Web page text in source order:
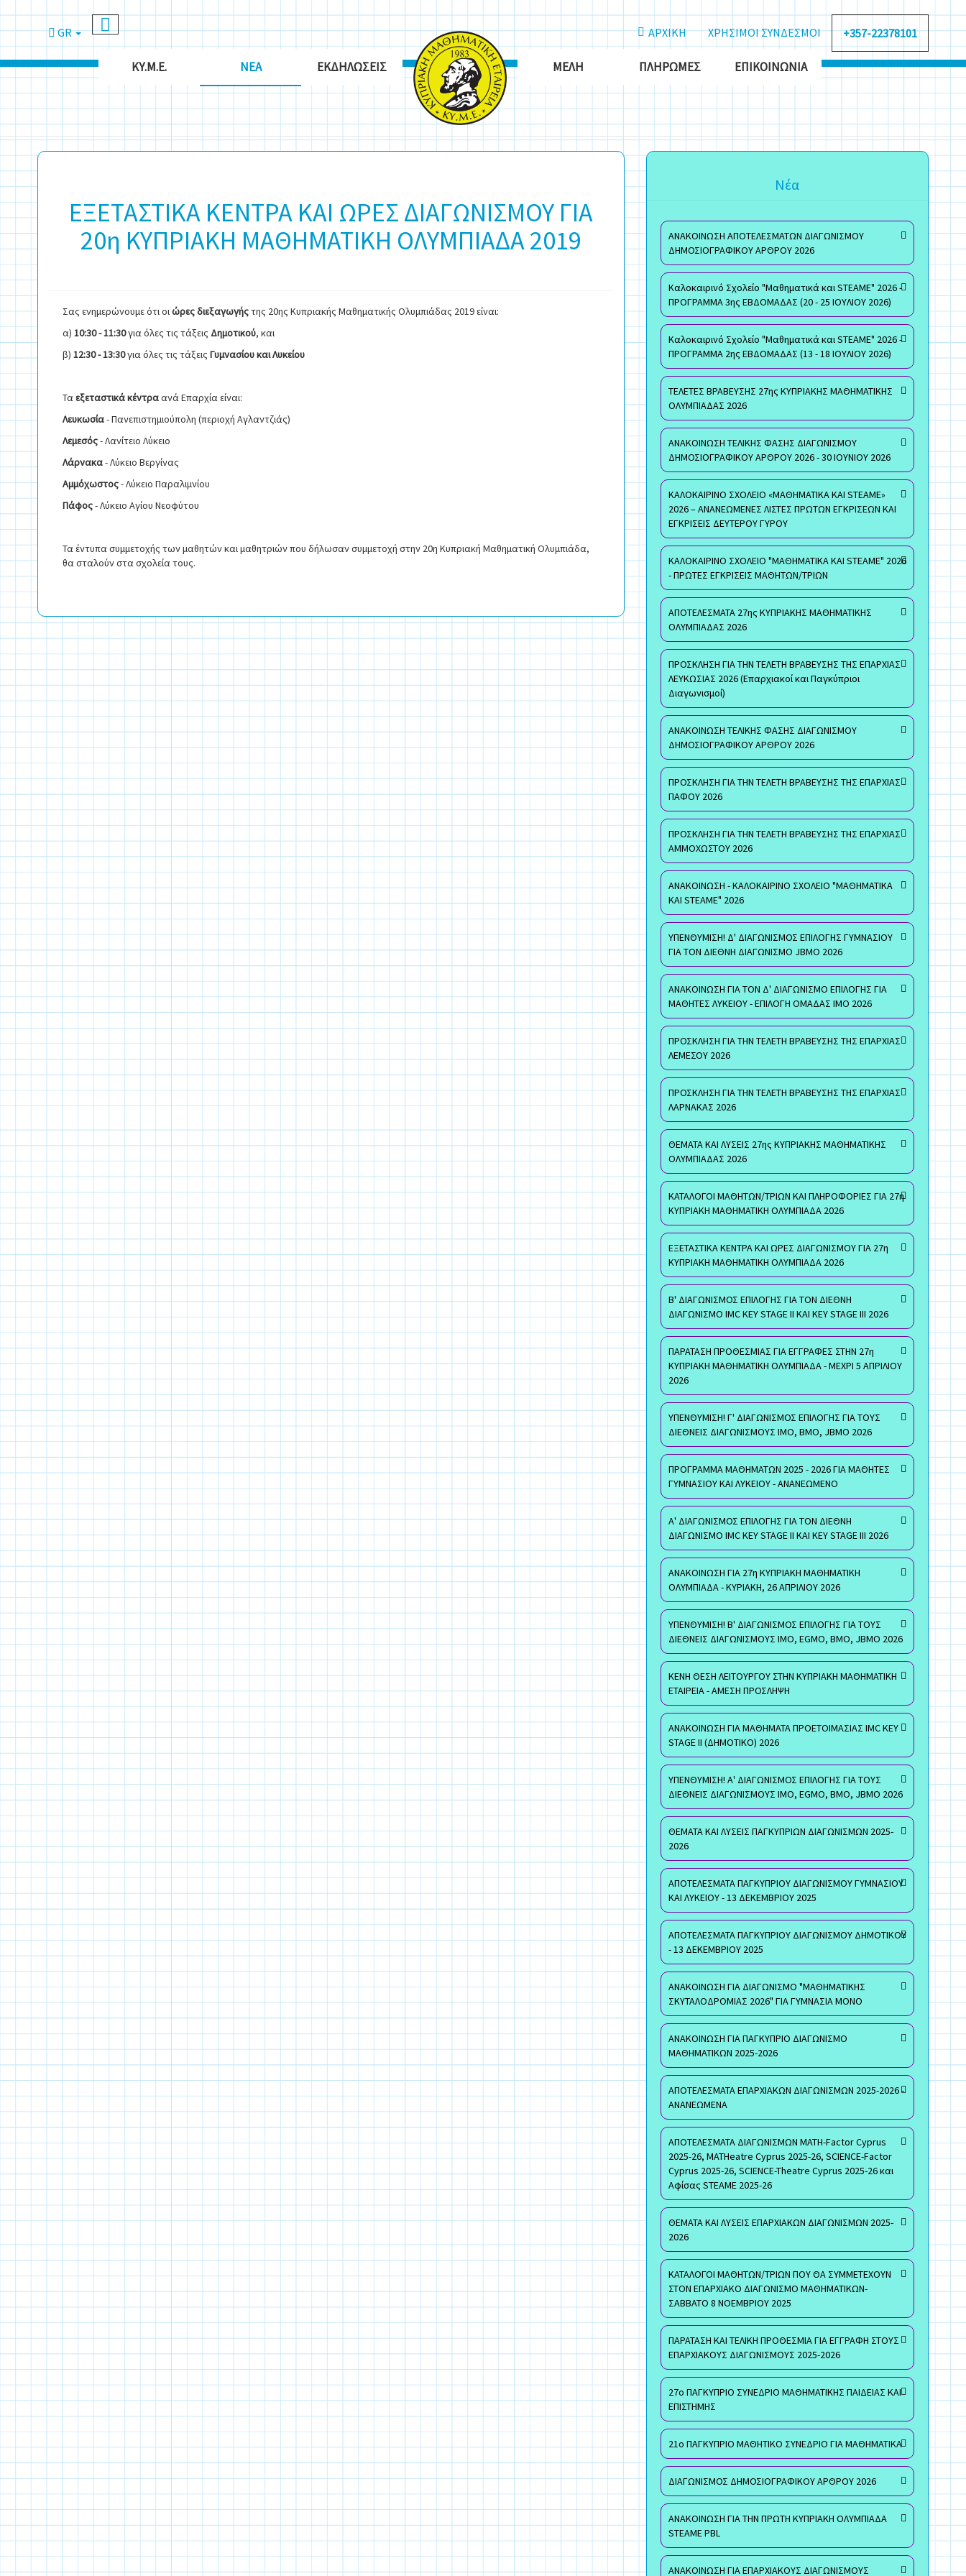
ΑΡΧΙΚΗ ΧΡΗΣΙΜΟΙ ΣΥΝΔΕΣΜΟΙ +357-22378101
GR
ΚΥ.Μ.Ε. ΝΈΑ ΕΚΔΗΛΏΣΕΙΣ ΜΈΛΗ ΠΛΗΡΩΜΈΣ ΕΠΙΚΟΙΝΩΝΊΑ
ΕΞΕΤΑΣΤΙΚΑ ΚΕΝΤΡΑ ΚΑΙ ΩΡΕΣ ΔΙΑΓΩΝΙΣΜΟΥ ΓΙΑ
20η ΚΥΠΡΙΑΚΗ ΜΑΘΗΜΑΤΙΚΗ ΟΛΥΜΠΙΑΔΑ 2019
Σας ενημερώνουμε ότι οι ώρες διεξαγωγήςτης 20ης Κυπριακής Μαθηματικής Ολυμπιάδας 2019 είναι:
α) 10:30 - 11:30για όλες τις τάξεις Δημοτικού, και
β) 12:30 - 13:30για όλες τις τάξεις Γυμνασίου και Λυκείου
Τα εξεταστικά κέντραανά Επαρχία είναι:
Λευκωσία- Πανεπιστημιούπολη (περιοχή Αγλαντζιάς)
Λεμεσός- Λανίτειο Λύκειο
Λάρνακα- Λύκειο Βεργίνας
Αμμόχωστος- Λύκειο Παραλιμνίου
Πάφος- Λύκειο Αγίου Νεοφύτου
Τα έντυπα συμμετοχής των μαθητών και μαθητριών που δήλωσαν συμμετοχή στην 20η Κυπριακή Μαθηματική Ολυμπιάδα,
θα σταλούν στα σχολεία τους.
Νέα
ΑΝΑΚΟΙΝΩΣΗ ΑΠΟΤΕΛΕΣΜΑΤΩΝ ΔΙΑΓΩΝΙΣΜΟΥ
ΔΗΜΟΣΙΟΓΡΑΦΙΚΟΥ ΑΡΘΡΟΥ 2026
Καλοκαιρινό Σχολείο "Μαθηματικά και STEAME" 2026 -
ΠΡΟΓΡΑΜΜΑ 3ης ΕΒΔΟΜΑΔΑΣ (20 - 25 ΙΟΥΛΙΟΥ 2026)
Καλοκαιρινό Σχολείο "Μαθηματικά και STEAME" 2026 -
ΠΡΟΓΡΑΜΜΑ 2ης ΕΒΔΟΜΑΔΑΣ (13 - 18 ΙΟΥΛΙΟΥ 2026)
ΤΕΛΕΤΕΣ ΒΡΑΒΕΥΣΗΣ 27ης ΚΥΠΡΙΑΚΗΣ ΜΑΘΗΜΑΤΙΚΗΣ
ΟΛΥΜΠΙΑΔΑΣ 2026
ΑΝΑΚΟΙΝΩΣΗ ΤΕΛΙΚΗΣ ΦΑΣΗΣ ΔΙΑΓΩΝΙΣΜΟΥ
ΔΗΜΟΣΙΟΓΡΑΦΙΚΟΥ ΑΡΘΡΟΥ 2026 - 30 ΙΟΥΝΙΟΥ 2026
ΚΑΛΟΚΑΙΡΙΝΟ ΣΧΟΛΕΙΟ «ΜΑΘΗΜΑΤΙΚΑ ΚΑΙ STEAME»
2026 – ΑΝΑΝΕΩΜΕΝΕΣ ΛΙΣΤΕΣ ΠΡΩΤΩΝ ΕΓΚΡΙΣΕΩΝ ΚΑΙ
ΕΓΚΡΙΣΕΙΣ ΔΕΥΤΕΡΟΥ ΓΥΡΟΥ
ΚΑΛΟΚΑΙΡΙΝΟ ΣΧΟΛΕΙΟ "ΜΑΘΗΜΑΤΙΚΑ ΚΑΙ STEAME" 2026
- ΠΡΩΤΕΣ ΕΓΚΡΙΣΕΙΣ ΜΑΘΗΤΩΝ/ΤΡΙΩΝ
ΑΠΟΤΕΛΕΣΜΑΤΑ 27ης ΚΥΠΡΙΑΚΗΣ ΜΑΘΗΜΑΤΙΚΗΣ
ΟΛΥΜΠΙΑΔΑΣ 2026
ΠΡΟΣΚΛΗΣΗ ΓΙΑ ΤΗΝ ΤΕΛΕΤΗ ΒΡΑΒΕΥΣΗΣ ΤΗΣ ΕΠΑΡΧΙΑΣ
ΛΕΥΚΩΣΙΑΣ 2026 (Επαρχιακοί και Παγκύπριοι
Διαγωνισμοί)
ΑΝΑΚΟΙΝΩΣΗ ΤΕΛΙΚΗΣ ΦΑΣΗΣ ΔΙΑΓΩΝΙΣΜΟΥ
ΔΗΜΟΣΙΟΓΡΑΦΙΚΟΥ ΑΡΘΡΟΥ 2026
ΠΡΟΣΚΛΗΣΗ ΓΙΑ ΤΗΝ ΤΕΛΕΤΗ ΒΡΑΒΕΥΣΗΣ ΤΗΣ ΕΠΑΡΧΙΑΣ
ΠΑΦΟΥ 2026
ΠΡΟΣΚΛΗΣΗ ΓΙΑ ΤΗΝ ΤΕΛΕΤΗ ΒΡΑΒΕΥΣΗΣ ΤΗΣ ΕΠΑΡΧΙΑΣ
ΑΜΜΟΧΩΣΤΟΥ 2026
ΑΝΑΚΟΙΝΩΣΗ - ΚΑΛΟΚΑΙΡΙΝΟ ΣΧΟΛΕΙΟ "ΜΑΘΗΜΑΤΙΚΑ
ΚΑΙ STEAME" 2026
ΥΠΕΝΘΥΜΙΣΗ! Δ' ΔΙΑΓΩΝΙΣΜΟΣ ΕΠΙΛΟΓΗΣ ΓΥΜΝΑΣΙΟΥ
ΓΙΑ ΤΟΝ ΔΙΕΘΝΗ ΔΙΑΓΩΝΙΣΜΟ JBMO 2026
ΑΝΑΚΟΙΝΩΣΗ ΓΙΑ ΤΟΝ Δ' ΔΙΑΓΩΝΙΣΜΟ ΕΠΙΛΟΓΗΣ ΓΙΑ
ΜΑΘΗΤΕΣ ΛΥΚΕΙΟΥ - ΕΠΙΛΟΓΗ ΟΜΑΔΑΣ ΙΜΟ 2026
ΠΡΟΣΚΛΗΣΗ ΓΙΑ ΤΗΝ ΤΕΛΕΤΗ ΒΡΑΒΕΥΣΗΣ ΤΗΣ ΕΠΑΡΧΙΑΣ
ΛΕΜΕΣΟΥ 2026
ΠΡΟΣΚΛΗΣΗ ΓΙΑ ΤΗΝ ΤΕΛΕΤΗ ΒΡΑΒΕΥΣΗΣ ΤΗΣ ΕΠΑΡΧΙΑΣ
ΛΑΡΝΑΚΑΣ 2026
ΘΕΜΑΤΑ ΚΑΙ ΛΥΣΕΙΣ 27ης ΚΥΠΡΙΑΚΗΣ ΜΑΘΗΜΑΤΙΚΗΣ
ΟΛΥΜΠΙΑΔΑΣ 2026
ΚΑΤΑΛΟΓΟΙ ΜΑΘΗΤΩΝ/ΤΡΙΩΝ ΚΑΙ ΠΛΗΡΟΦΟΡΙΕΣ ΓΙΑ 27η
ΚΥΠΡΙΑΚΗ ΜΑΘΗΜΑΤΙΚΗ ΟΛΥΜΠΙΑΔΑ 2026
ΕΞΕΤΑΣΤΙΚΑ ΚΕΝΤΡΑ ΚΑΙ ΩΡΕΣ ΔΙΑΓΩΝΙΣΜΟΥ ΓΙΑ 27η
ΚΥΠΡΙΑΚΗ ΜΑΘΗΜΑΤΙΚΗ ΟΛΥΜΠΙΑΔΑ 2026
Β' ΔΙΑΓΩΝΙΣΜΟΣ ΕΠΙΛΟΓΗΣ ΓΙΑ ΤΟΝ ΔΙΕΘΝΗ
ΔΙΑΓΩΝΙΣΜΟ IMC KEY STAGE II ΚΑΙ KEY STAGE III 2026
ΠΑΡΑΤΑΣΗ ΠΡΟΘΕΣΜΙΑΣ ΓΙΑ ΕΓΓΡΑΦΕΣ ΣΤΗΝ 27η
ΚΥΠΡΙΑΚΗ ΜΑΘΗΜΑΤΙΚΗ ΟΛΥΜΠΙΑΔΑ - ΜΕΧΡΙ 5 ΑΠΡΙΛΙΟΥ
2026
ΥΠΕΝΘΥΜΙΣΗ! Γ' ΔΙΑΓΩΝΙΣΜΟΣ ΕΠΙΛΟΓΗΣ ΓΙΑ ΤΟΥΣ
ΔΙΕΘΝΕΙΣ ΔΙΑΓΩΝΙΣΜΟΥΣ ΙΜΟ, ΒΜΟ, JBMO 2026
ΠΡΟΓΡΑΜΜΑ ΜΑΘΗΜΑΤΩΝ 2025 - 2026 ΓΙΑ ΜΑΘΗΤΕΣ
ΓΥΜΝΑΣΙΟΥ ΚΑΙ ΛΥΚΕΙΟΥ - ΑΝΑΝΕΩΜΕΝΟ
Α' ΔΙΑΓΩΝΙΣΜΟΣ ΕΠΙΛΟΓΗΣ ΓΙΑ ΤΟΝ ΔΙΕΘΝΗ
ΔΙΑΓΩΝΙΣΜΟ IMC KEY STAGE II ΚΑΙ KEY STAGE III 2026
ΑΝΑΚΟΙΝΩΣΗ ΓΙΑ 27η ΚΥΠΡΙΑΚΗ ΜΑΘΗΜΑΤΙΚΗ
ΟΛΥΜΠΙΑΔΑ - ΚΥΡΙΑΚΗ, 26 ΑΠΡΙΛΙΟΥ 2026
ΥΠΕΝΘΥΜΙΣΗ! Β' ΔΙΑΓΩΝΙΣΜΟΣ ΕΠΙΛΟΓΗΣ ΓΙΑ ΤΟΥΣ
ΔΙΕΘΝΕΙΣ ΔΙΑΓΩΝΙΣΜΟΥΣ ΙΜΟ, EGMO, ΒΜΟ, JBMO 2026
ΚΕΝΗ ΘΕΣΗ ΛΕΙΤΟΥΡΓΟΥ ΣΤΗΝ ΚΥΠΡΙΑΚΗ ΜΑΘΗΜΑΤΙΚΗ
ΕΤΑΙΡΕΙΑ - ΑΜΕΣΗ ΠΡΟΣΛΗΨΗ
ΑΝΑΚΟΙΝΩΣΗ ΓΙΑ ΜΑΘΗΜΑΤΑ ΠΡΟΕΤΟΙΜΑΣΙΑΣ IMC KEY
STAGE II (ΔΗΜΟΤΙΚΟ) 2026
ΥΠΕΝΘΥΜΙΣΗ! Α' ΔΙΑΓΩΝΙΣΜΟΣ ΕΠΙΛΟΓΗΣ ΓΙΑ ΤΟΥΣ
ΔΙΕΘΝΕΙΣ ΔΙΑΓΩΝΙΣΜΟΥΣ ΙΜΟ, EGMO, ΒΜΟ, JBMO 2026
ΘΕΜΑΤΑ ΚΑΙ ΛΥΣΕΙΣ ΠΑΓΚΥΠΡΙΩΝ ΔΙΑΓΩΝΙΣΜΩΝ 2025-
2026
ΑΠΟΤΕΛΕΣΜΑΤΑ ΠΑΓΚΥΠΡΙΟΥ ΔΙΑΓΩΝΙΣΜΟΥ ΓΥΜΝΑΣΙΟΥ
ΚΑΙ ΛΥΚΕΙΟΥ - 13 ΔΕΚΕΜΒΡΙΟΥ 2025
ΑΠΟΤΕΛΕΣΜΑΤΑ ΠΑΓΚΥΠΡΙΟΥ ΔΙΑΓΩΝΙΣΜΟΥ ΔΗΜΟΤΙΚΟΥ
- 13 ΔΕΚΕΜΒΡΙΟΥ 2025
ΑΝΑΚΟΙΝΩΣΗ ΓΙΑ ΔΙΑΓΩΝΙΣΜΟ "ΜΑΘΗΜΑΤΙΚΗΣ
ΣΚΥΤΑΛΟΔΡΟΜΙΑΣ 2026" ΓΙΑ ΓΥΜΝΑΣΙΑ ΜΟΝΟ
ΑΝΑΚΟΙΝΩΣΗ ΓΙΑ ΠΑΓΚΥΠΡΙΟ ΔΙΑΓΩΝΙΣΜΟ
ΜΑΘΗΜΑΤΙΚΩΝ 2025-2026
ΑΠΟΤΕΛΕΣΜΑΤΑ ΕΠΑΡΧΙΑΚΩΝ ΔΙΑΓΩΝΙΣΜΩΝ 2025-2026 -
ΑΝΑΝΕΩΜΕΝΑ
ΑΠΟΤΕΛΕΣΜΑΤΑ ΔΙΑΓΩΝΙΣΜΩΝ MATH-Factor Cyprus
2025-26, MATHeatre Cyprus 2025-26, SCIENCE-Factor
Cyprus 2025-26, SCIENCE-Theatre Cyprus 2025-26 και
Αφίσας STEAME 2025-26
ΘΕΜΑΤΑ ΚΑΙ ΛΥΣΕΙΣ ΕΠΑΡΧΙΑΚΩΝ ΔΙΑΓΩΝΙΣΜΩΝ 2025-
2026
ΚΑΤΑΛΟΓΟΙ ΜΑΘΗΤΩΝ/ΤΡΙΩΝ ΠΟΥ ΘΑ ΣΥΜΜΕΤΕΧΟΥΝ
ΣΤΟΝ ΕΠΑΡΧΙΑΚΟ ΔΙΑΓΩΝΙΣΜΟ ΜΑΘΗΜΑΤΙΚΩΝ-
ΣΑΒΒΑΤΟ 8 ΝΟΕΜΒΡΙΟΥ 2025
ΠΑΡΑΤΑΣΗ ΚΑΙ ΤΕΛΙΚΗ ΠΡΟΘΕΣΜΙΑ ΓΙΑ ΕΓΓΡΑΦΗ ΣΤΟΥΣ
ΕΠΑΡΧΙΑΚΟΥΣ ΔΙΑΓΩΝΙΣΜΟΥΣ 2025-2026
27ο ΠΑΓΚΥΠΡΙΟ ΣΥΝΕΔΡΙΟ ΜΑΘΗΜΑΤΙΚΗΣ ΠΑΙΔΕΙΑΣ ΚΑΙ
ΕΠΙΣΤΗΜΗΣ
21ο ΠΑΓΚΥΠΡΙΟ ΜΑΘΗΤΙΚΟ ΣΥΝΕΔΡΙΟ ΓΙΑ ΜΑΘΗΜΑΤΙΚΑ
ΔΙΑΓΩΝΙΣΜΟΣ ΔΗΜΟΣΙΟΓΡΑΦΙΚΟΥ ΑΡΘΡΟΥ 2026
ΑΝΑΚΟΙΝΩΣΗ ΓΙΑ ΤΗΝ ΠΡΩΤΗ ΚΥΠΡΙΑΚΗ ΟΛΥΜΠΙΑΔΑ
STEAME PBL
ΑΝΑΚΟΙΝΩΣΗ ΓΙΑ ΕΠΑΡΧΙΑΚΟΥΣ ΔΙΑΓΩΝΙΣΜΟΥΣ